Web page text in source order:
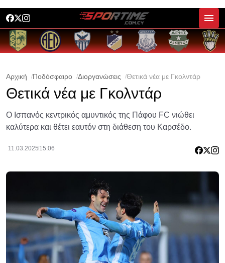
Αρχική Ποδόσφαιρο Διοργανώσεις Θετικά νέα με Γκολντάρ
Θετικά νέα με Γκολντάρ
Ο Ισπανός κεντρικός αμυντικός της Πάφου FC νιώθει
καλύτερα και θέτει εαυτόν στη διάθεση του Καρσέδο.
11.03.2025 15:06